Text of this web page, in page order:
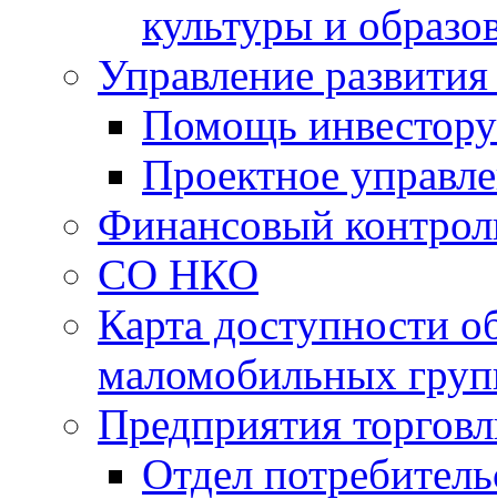
культуры и
Управление
Помощь инвестору
Проектное
Финансовый
СО НКО
Карта доступности
маломобильных
Предприятия
Отдел